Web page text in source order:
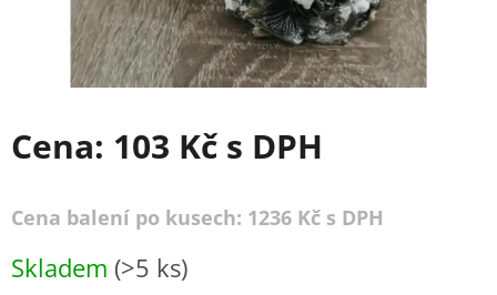
Cena: 103 Kč s DPH
Cena balení po kusech: 1236 Kč s DPH
cena:
Skladem (>5 ks)